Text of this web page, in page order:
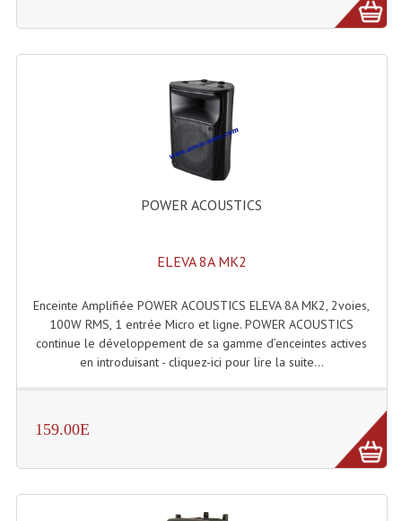
Portes Voix Mégaphones
Samplers, Échantillonneurs
Système Sans Fil In-Ear Monitoring
Table Mixages Et Contrôleurs & Consoles
Controleurs DJ USB / MP3
Consoles Numériques
Consoles Amplifiées
Déco Light
POWER ACOUSTICS
ELEVA 8A MK2
Enceinte Amplifiée POWER ACOUSTICS ELEVA 8A MK2, 2voies,
100W RMS, 1 entrée Micro et ligne. POWER ACOUSTICS
continue le développement de sa gamme d’enceintes actives
en introduisant - cliquez-ici pour lire la suite...
159.00E